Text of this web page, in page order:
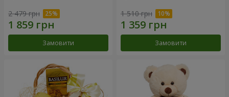
2 479 грн
Замовити
1 510 грн
Замовити